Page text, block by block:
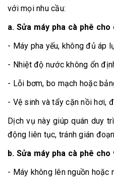
với mọi nhu cầu:
a. Sửa máy pha cà phê cho
- Máy pha yếu, không đủ áp
- Nhiệt độ nước không ổn
- Lỗi bơm, bo mạch hoặc
- Vệ sinh và tẩy cặn nồi hơi,
Dịch vụ này giúp quán duy
động liên tục, tránh gián
b. Sửa máy pha cà phê cho
- Máy không lên nguồn hoặc